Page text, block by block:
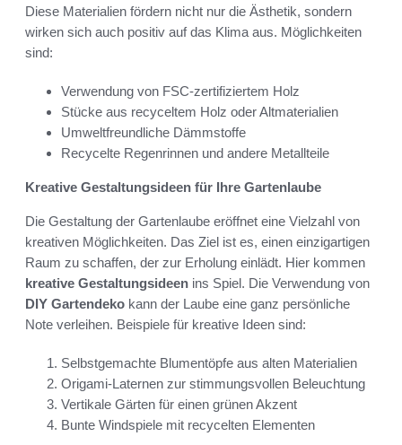
Diese Materialien fördern nicht nur die Ästhetik, sondern
wirken sich auch positiv auf das Klima aus. Möglichkeiten
sind:
Verwendung von FSC-zertifiziertem Holz
Stücke aus recyceltem Holz oder Altmaterialien
Umweltfreundliche Dämmstoffe
Recycelte Regenrinnen und andere Metallteile
Kreative Gestaltungsideen für Ihre Gartenlaube
Die Gestaltung der Gartenlaube eröffnet eine Vielzahl von
kreativen Möglichkeiten. Das Ziel ist es, einen einzigartigen
Raum zu schaffen, der zur Erholung einlädt. Hier kommen
kreative Gestaltungsideen ins Spiel. Die Verwendung von
DIY Gartendeko kann der Laube eine ganz persönliche
Note verleihen. Beispiele für kreative Ideen sind:
Selbstgemachte Blumentöpfe aus alten Materialien
Origami-Laternen zur stimmungsvollen Beleuchtung
Vertikale Gärten für einen grünen Akzent
Bunte Windspiele mit recycelten Elementen